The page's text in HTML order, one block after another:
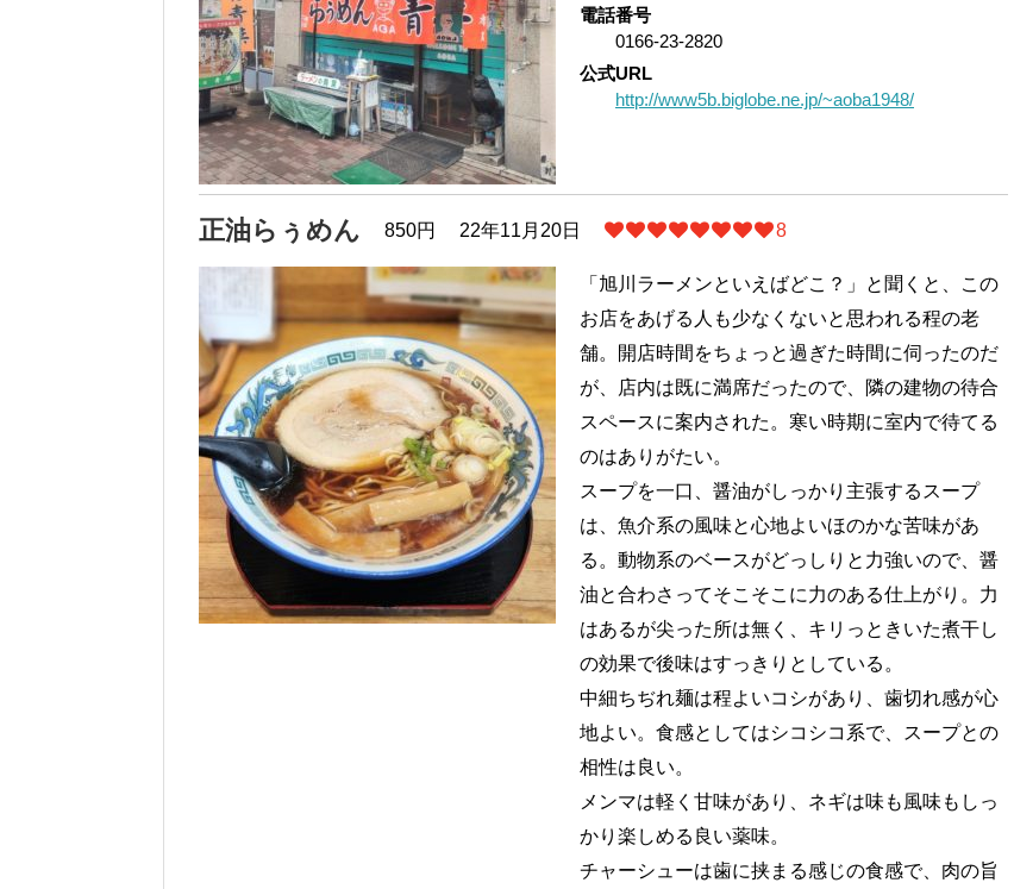
電話番号
0166-23-2820
公式URL
http://www5b.biglobe.ne.jp/~aoba1948/
正油らぅめん 850円 22年11月20日 8
「旭川ラーメンといえばどこ？」と聞くと、この
お店をあげる人も少なくないと思われる程の老
舗。開店時間をちょっと過ぎた時間に伺ったのだ
が、店内は既に満席だったので、隣の建物の待合
スペースに案内された。寒い時期に室内で待てる
のはありがたい。
スープを一口、醤油がしっかり主張するスープ
は、魚介系の風味と心地よいほのかな苦味があ
る。動物系のベースがどっしりと力強いので、醤
油と合わさってそこそこに力のある仕上がり。力
はあるが尖った所は無く、キリっときいた煮干し
の効果で後味はすっきりとしている。
中細ちぢれ麺は程よいコシがあり、歯切れ感が心
地よい。食感としてはシコシコ系で、スープとの
相性は良い。
メンマは軽く甘味があり、ネギは味も風味もしっ
かり楽しめる良い薬味。
チャーシューは歯に挟まる感じの食感で、肉の旨